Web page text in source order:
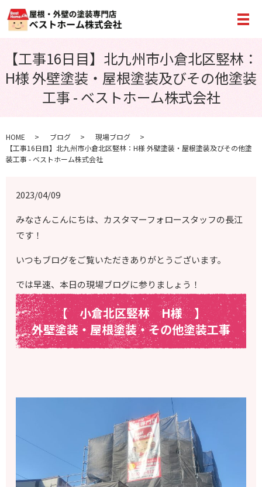
メ
【工事16日目】北九州市小倉北区竪林：
H様 外壁塗装・屋根塗装及びその他塗装
工事 - ベストホーム株式会社
HOME ブログ
現場ブログ
【工事16日目】北九州市小倉北区竪林：H様 外壁塗装・屋根塗装及びその他塗
装工事 - ベストホーム株式会社
2023/04/09
みなさんこんにちは、カスタマーフォロースタッフの長江
です！
いつもブログをご覧いただきありがとうございます。
では早速、本日の現場ブログに参りましょう！
【 小倉北区竪林 H様】
外壁塗装・屋根塗装・その他塗装工事